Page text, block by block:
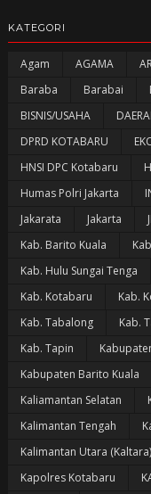
KATEGORI
Agam AGAMA
Baraba
Barabai
BISNIS/USAHA
DPRD KOTABARU
HNSI DPC Kotabaru
Humas Polri Jakarta
Jakarata
Jakarta
Kab. Barito Kuala
Kab. Hulu Sungai Tenga
Kab. Kotabaru
Kab.
Kab. Tabalong
Kab.
Kab. Tapin
Kabupaten Barito Kuala
Kaliamantan Selatan
Kalimantan Tengah
Kalimantan Utara (Kaltara)
Kapolres Kotabaru